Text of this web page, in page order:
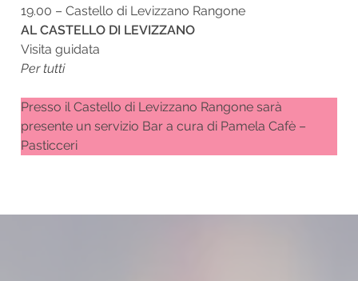
19.00 – Castello di Levizzano Rangone
AL CASTELLO DI LEVIZZANO
Visita guidata
Per tutti
Presso il Castello di Levizzano Rangone sarà
presente un servizio Bar a cura di Pamela Cafè –
Pasticceri